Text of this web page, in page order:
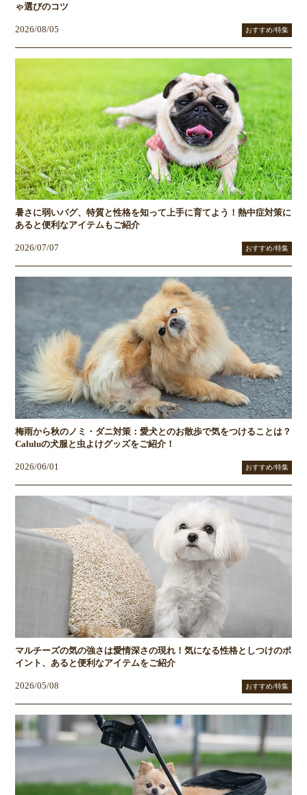
ゃ選びのコツ
2026/08/05 おすすめ/特集
暑さに弱いパグ、特質と性格を知って上手に育てよう！熱中症対策に
あると便利なアイテムもご紹介
2026/07/07 おすすめ/特集
梅雨から秋のノミ・ダニ対策：愛犬とのお散歩で気をつけることは？
Caluluの犬服と虫よけグッズをご紹介！
2026/06/01 おすすめ/特集
マルチーズの気の強さは愛情深さの現れ！気になる性格としつけのポ
イント、あると便利なアイテムをご紹介
2026/05/08 おすすめ/特集